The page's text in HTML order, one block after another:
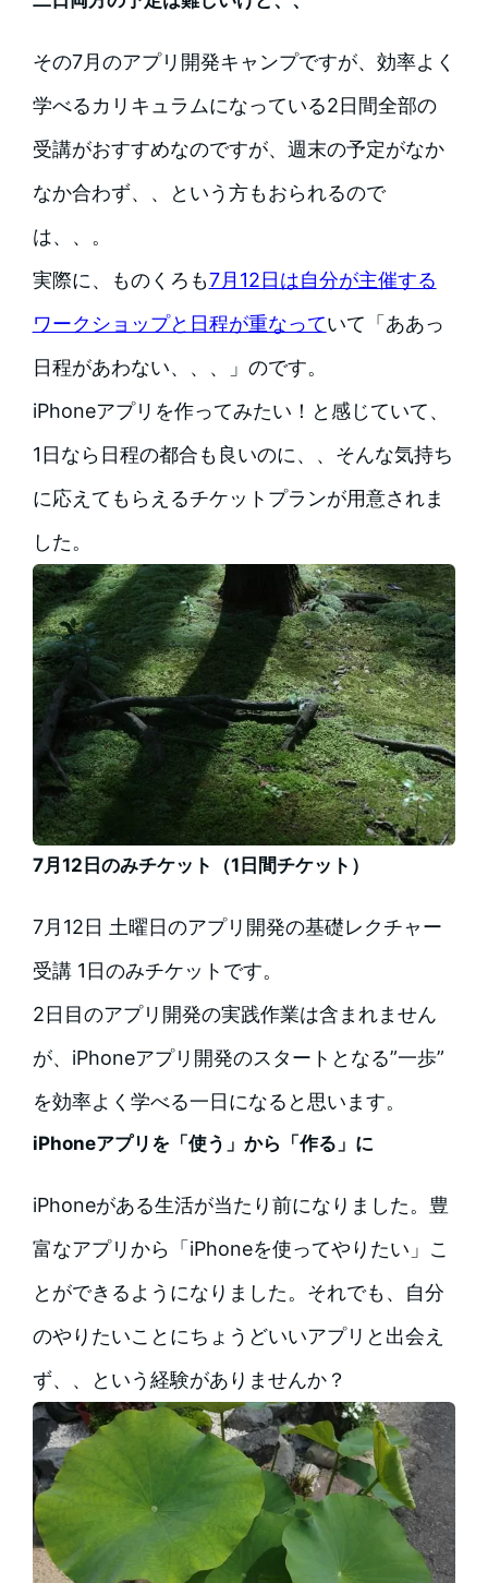
その7月のアプリ開発キャンプですが、効率よく
学べるカリキュラムになっている2日間全部の
受講がおすすめなのですが、週末の予定がなか
なか合わず、、という方もおられるので
は、、。
実際に、ものくろも7月12日は自分が主催する
ワークショップと日程が重なっていて「ああっ
日程があわない、、、」のです。
iPhoneアプリを作ってみたい！と感じていて、
1日なら日程の都合も良いのに、、そんな気持ち
に応えてもらえるチケットプランが用意されま
した。
7月12日のみチケット（1日間チケット）
7月12日 土曜日のアプリ開発の基礎レクチャー
受講 1日のみチケットです。
2日目のアプリ開発の実践作業は含まれません
が、iPhoneアプリ開発のスタートとなる”一歩”
を効率よく学べる一日になると思います。
iPhoneアプリを「使う」から「作る」に
iPhoneがある生活が当たり前になりました。豊
富なアプリから「iPhoneを使ってやりたい」こ
とができるようになりました。それでも、自分
のやりたいことにちょうどいいアプリと出会え
ず、、という経験がありませんか？